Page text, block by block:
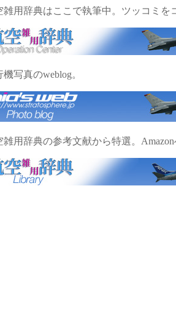
雑用辞典はここで執筆中。ツッコミを
機写真のweblog。
雑用辞典の参考文献から特選。